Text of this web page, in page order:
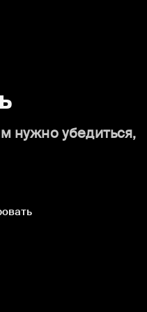
нужно убедиться,